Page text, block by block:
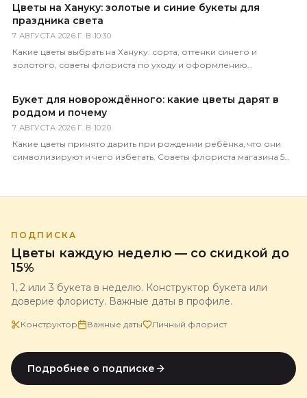
Цветы на Хануку: золотые и синие букеты для
праздника света
7 АВГУСТА 2026 Г. В 10:30
Какие цветы выбрать на Хануку: сорта, оттенки синего и
золотого, советы флориста по уходу и оформлению
Букет для новорождённого: какие цветы дарят в
роддом и почему
7 АВГУСТА 2026 Г. В 10:20
Какие цветы принято дарить при рождении ребёнка, что они
символизируют и чего избегать. Советы флориста магазина 5
ПОДПИСКА
Цветы каждую неделю — со скидкой до
15%
1, 2 или 3 букета в неделю. Конструктор букета или
доверие флористу. Важные даты в профиле.
Конструктор Важные даты Личный флорист
Подробнее о подписке